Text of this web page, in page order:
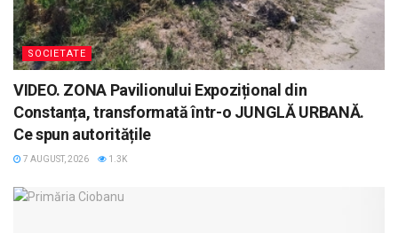
SOCIETATE
VIDEO. ZONA Pavilionului Expozițional din
Constanța, transformată într-o JUNGLĂ URBANĂ.
Ce spun autoritățile
7 AUGUST, 2026 1.3K